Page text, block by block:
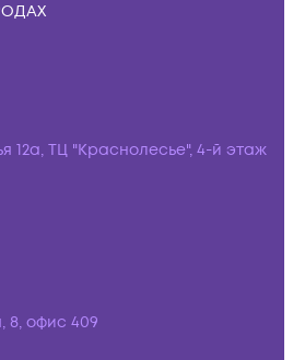
12а, ТЦ "Краснолесье", 4-й этаж
8, офис 409